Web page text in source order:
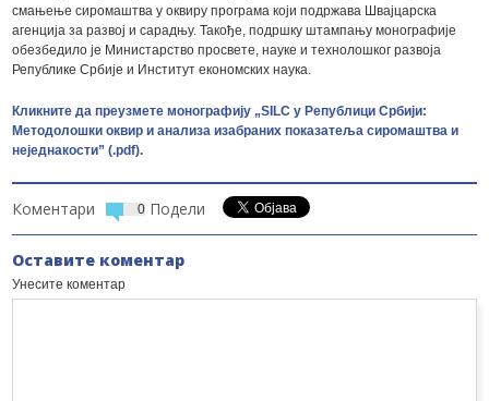
смањење сиромаштва у оквиру програма који подржава Швајцарска
агенција за развој и сарадњу. Такође, подршку штампању монографије
обезбедило је Министарство просвете, науке и технолошког развоја
Републике Србије и Институт економских наука.
Кликните да преузмете монографију „SILC у Републици Србији:
Методолошки оквир и анализа изабраних показатеља сиромаштва и
неједнакости” (.pdf).
Коментари 0 Подели
Оставите коментар
Унесите коментар